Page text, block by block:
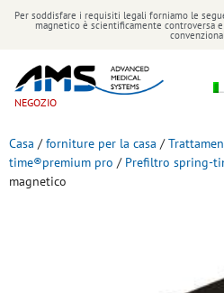
Per soddisfare i requisiti legali forniamo le
magnetico è scientificamente controversa
NEGOZIO
Casa /forniture per la casa /
time®premium pro / Prefiltro spring-
magnetico